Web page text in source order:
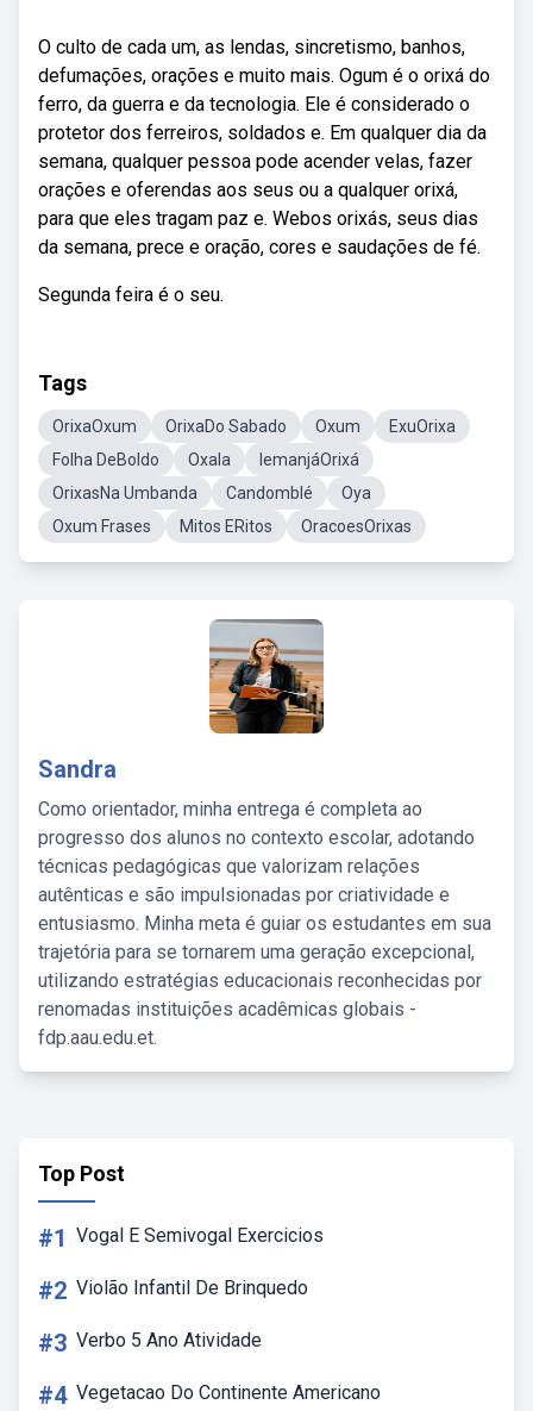
O culto de cada um, as lendas, sincretismo, banhos,
defumações, orações e muito mais. Ogum é o orixá do
ferro, da guerra e da tecnologia. Ele é considerado o
protetor dos ferreiros, soldados e. Em qualquer dia da
semana, qualquer pessoa pode acender velas, fazer
orações e oferendas aos seus ou a qualquer orixá,
para que eles tragam paz e. Webos orixás, seus dias
da semana, prece e oração, cores e saudações de fé.
Segunda feira é o seu.
Tags
OrixaOxum OrixaDo Sabado Oxum
ExuOrixa
Folha DeBoldo
Oxala
IemanjáOrixá
OrixasNa Umbanda
Candomblé
Oya
Oxum Frases
Mitos ERitos OracoesOrixas
Sandra
Como orientador, minha entrega é completa ao
progresso dos alunos no contexto escolar, adotando
técnicas pedagógicas que valorizam relações
autênticas e são impulsionadas por criatividade e
entusiasmo. Minha meta é guiar os estudantes em sua
trajetória para se tornarem uma geração excepcional,
utilizando estratégias educacionais reconhecidas por
renomadas instituições acadêmicas globais -
fdp.aau.edu.et.
Top Post
#1 Vogal E Semivogal Exercicios
#2 Violão Infantil De Brinquedo
#3 Verbo 5 Ano Atividade
#4 Vegetacao Do Continente Americano